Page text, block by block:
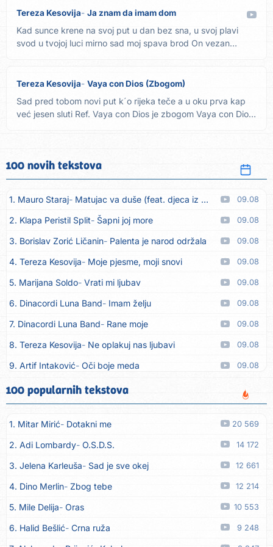
Tereza Kesovija Ja znam da imam dom
Kad sunce krene na svoj put u dan bez sna, u svoj plavi
svod u tvojoj luci mirno sad moj spava brod On vezan
Tereza Kesovija Vaya con Dios (Zbogom)
Sad pred tobom novi put k´o rijeka teče a u oku prva kap
već jesen sluti Ref. Vaya con Dios je zbogom Vaya con Dios
100 novih tekstova
1. Mauro Staraj Matujac va duše (feat. djeca iz Matulja) 09.08
2. Klapa Peristil Split Šapni joj more 09.08
3. Borislav Zorić Ličanin Palenta je narod održala 09.08
4. Tereza Kesovija Moje pjesme, moji snovi 09.08
5. Marijana Soldo Vrati mi ljubav 09.08
6. Dinacordi Luna Band Imam želju 09.08
7. Dinacordi Luna Band Rane moje 09.08
8. Tereza Kesovija Ne oplakuj nas ljubavi 09.08
9. Artif Intaković Oči boje meda 09.08
10. Rifat Tepić Iza tamnih zavjesa
11. Dinacordi Luna Band Srce svoje neću drugoj dati 09.08
12. Dreletronic Vumrl mi je pajcek moj 08.08
13. Dinacordi Luna Band Zora plava 08.08
14. Dinacordi Luna Band Imam sve, fališ ti 08.08
15. Dinacordi Luna Band Prijatelji stari 08.08
16. Dinacordi Luna Band 08.08
17. Tereza Kesovija Ljubavi nestaju 08.08
100 popularnih tekstova
1. Mitar Mirić Dotakni me 20 569
2. Adi Lombardy O.S.D.S. 14 172
3. Jelena Karleuša Sad je sve okej 12 661
4. Dino Merlin Zbog tebe 12 214
5. Mile Delija Oras 10 553
6. Halid Bešlić Crna ruža 9 248